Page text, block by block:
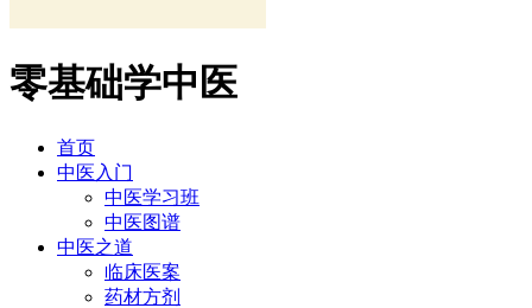
零基础学中医
首页
中医入门
中医学习班
中医图谱
中医之道
临床医案
药材方剂